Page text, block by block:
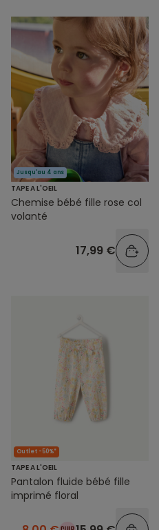
Jusqu'au 4 ans
TAPE A L'OEIL
Chemise bébé fille rose col
volanté
17,99 €
Outlet -50%*
TAPE A L'OEIL
Pantalon fluide bébé fille
imprimé floral